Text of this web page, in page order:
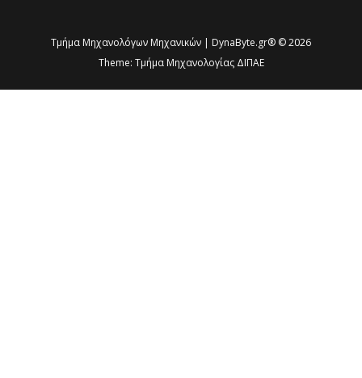
Τμήμα Μηχανολόγων Μηχανικών | DynaByte.gr® © 2026
Theme: Τμήμα Μηχανολογίας ΔΙΠΑΕ